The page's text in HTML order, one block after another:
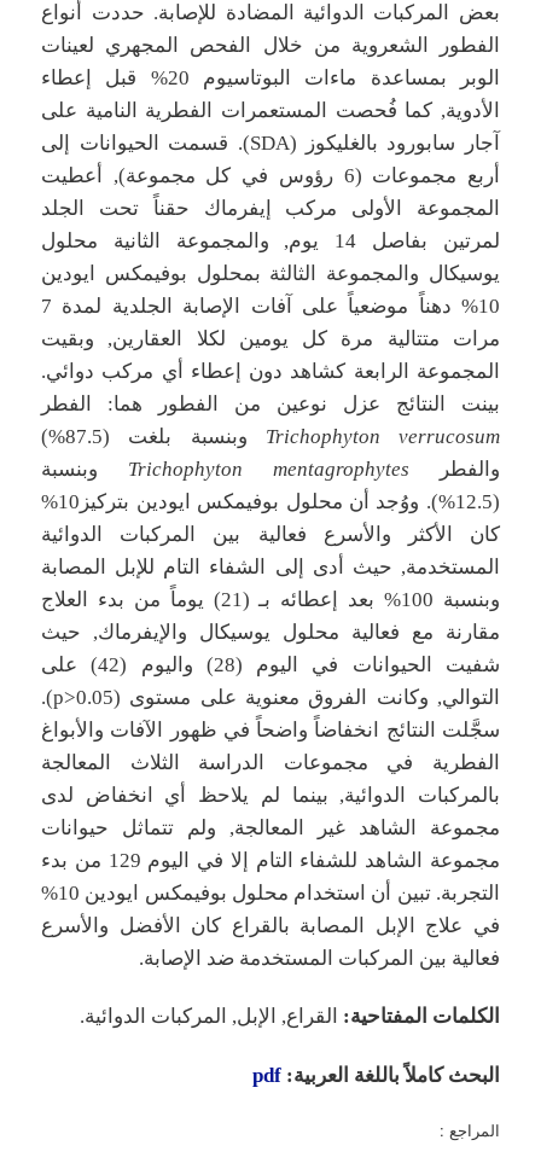
بعض المركبات الدوائية المضادة للإصابة. حددت أنواع
الفطور الشعروية من خلال الفحص المجهري لعينات
الوبر بمساعدة ماءات البوتاسيوم 20% قبل إعطاء
الأدوية, كما فُحصت المستعمرات الفطرية النامية على
آجار سابورود بالغليكوز (SDA). قسمت الحيوانات إلى
أربع مجموعات (6 رؤوس في كل مجموعة), أعطيت
المجموعة الأولى مركب إيفرماك حقناً تحت الجلد
لمرتين بفاصل 14 يوم, والمجموعة الثانية محلول
يوسيكال والمجموعة الثالثة بمحلول بوفيمكس ايودين
10% دهناً موضعياً على آفات الإصابة الجلدية لمدة 7
مرات متتالية مرة كل يومين لكلا العقارين, وبقيت
المجموعة الرابعة كشاهد دون إعطاء أي مركب دوائي.
بينت النتائج عزل نوعين من الفطور هما: الفطر
Trichophyton verrucosum
وبنسبة بلغت (87.5%)
والفطر
Trichophyton mentagrophytes
وبنسبة
(12.5%). ووُجد أن محلول بوفيمكس ايودين بتركيز10%
كان الأكثر والأسرع فعالية بين المركبات الدوائية
المستخدمة, حيث أدى إلى الشفاء التام للإبل المصابة
وبنسبة 100% بعد إعطائه بـ (21) يوماً من بدء العلاج
مقارنة مع فعالية محلول يوسيكال والإيفرماك, حيث
شفيت الحيوانات في اليوم (28) واليوم (42) على
التوالي, وكانت الفروق معنوية على مستوى (p>0.05).
سجَّلت النتائج انخفاضاً واضحاً في ظهور الآفات والأبواغ
الفطرية في مجموعات الدراسة الثلاث المعالجة
بالمركبات الدوائية, بينما لم يلاحظ أي انخفاض لدى
مجموعة الشاهد غير المعالجة, ولم تتماثل حيوانات
مجموعة الشاهد للشفاء التام إلا في اليوم 129 من بدء
التجربة. تبين أن استخدام محلول بوفيمكس ايودين 10%
في علاج الإبل المصابة بالقراع كان الأفضل والأسرع
فعالية بين المركبات المستخدمة ضد الإصابة.
الكلمات المفتاحية: القراع, الإبل, المركبات الدوائية.
البحث كاملاً باللغة العربية:pdf
المراجع :